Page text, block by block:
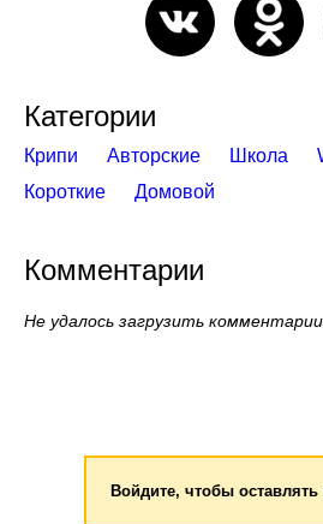
Категории
Крипи Авторские Школа
Короткие
Домовой
Комментарии
Не удалось загрузить комментарии
Войдите, чтобы